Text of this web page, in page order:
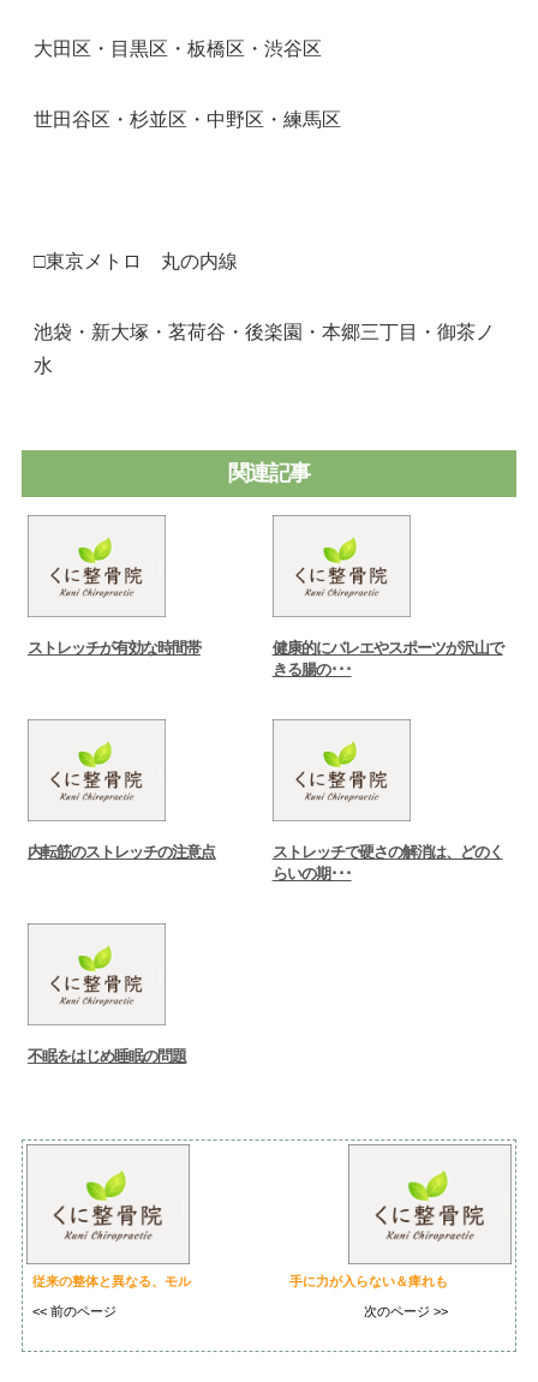
大田区・目黒区・板橋区・渋谷区
世田谷区・杉並区・中野区・練馬区
□東京メトロ 丸の内線
池袋・新大塚・茗荷谷・後楽園・本郷三丁目・御茶ノ
水
関連記事
ストレッチが有効な時間帯
健康的にバレエやスポーツが沢山で
きる腸の･･･
内転筋のストレッチの注意点
ストレッチで硬さの解消は、どのく
らいの期･･･
不眠をはじめ睡眠の問題
従来の整体と異なる、モル
<< 前のページ
手に力が入らない＆痺れも
次のページ >>